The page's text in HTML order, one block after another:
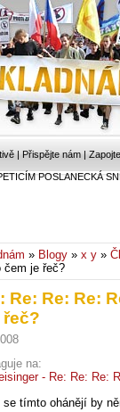
| Přispějte nám |
POSLANECKÁ
» Blogy » x y »
čem je řeč?
Re: Re: Re:
řeč?
na:
- Re: Re: Re:
se tímto ohánějí by